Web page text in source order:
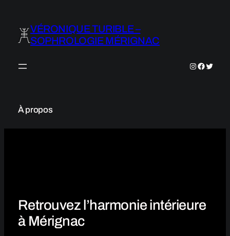
contenu VÉRONIQUE TURIBLE –
SOPHROLOGIE MÉRIGNAC
Instagram
Twitter
À propos
Retrouvez l’harmonie intérieure
à Mérignac